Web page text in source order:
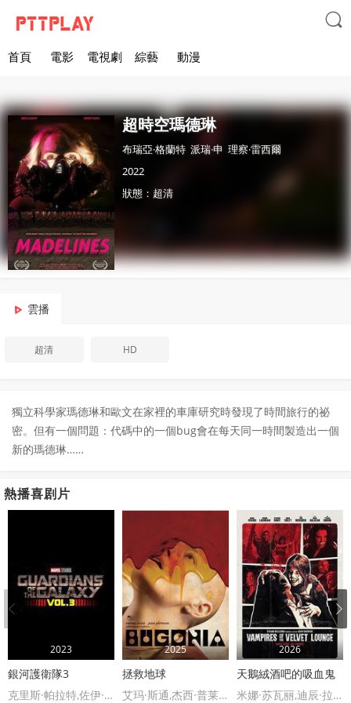

首頁 電影 電視劇 綜藝 動漫
超時空瑪德琳
布瑞亞·格蘭特 派瑞·申 理察·雷西爾
2022
狀態：超清
雲播
超清 HD
獨立科學家瑪德琳和歐文在家裡的車庫研究時發現了時間旅行的祕
密。但有一個問題：代碼中的一個bug會在每天同一時間製造出一個
新的瑪德琳……
熱播喜剧片
2023
銀河護衛隊3
克里斯·帕拉特,佐伊·索尔达娜
2025
拯救地球
艾玛·斯通,杰西·普莱蒙
2026
天鵝絨酒吧的吸血鬼
米娜·苏瓦丽,迪辰·拉克曼